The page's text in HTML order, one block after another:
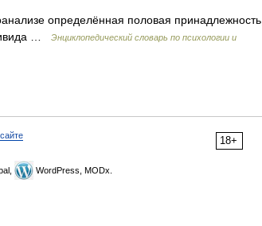
определённая половая принадлежность,
…
Энциклопедический словарь по психологии и
18+
WordPress, MODx.